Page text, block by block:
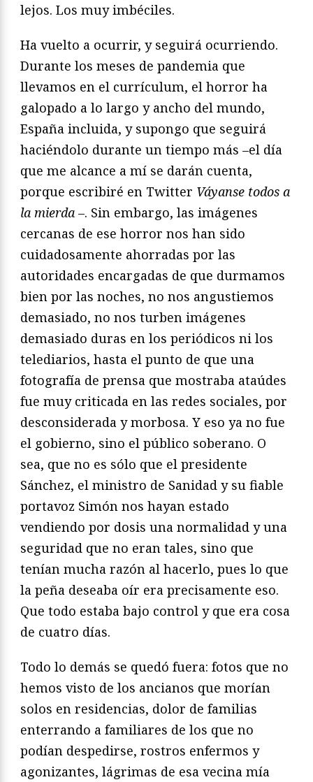
lejos. Los muy imbéciles.
Ha vuelto a ocurrir, y seguirá ocurriendo.
Durante los meses de pandemia que
llevamos en el currículum, el horror ha
galopado a lo largo y ancho del mundo,
España incluida, y supongo que seguirá
haciéndolo durante un tiempo más –el día
que me alcance a mí se darán cuenta,
porque escribiré en Twitter Váyanse todos a
la mierda –. Sin embargo, las imágenes
cercanas de ese horror nos han sido
cuidadosamente ahorradas por las
autoridades encargadas de que durmamos
bien por las noches, no nos angustiemos
demasiado, no nos turben imágenes
demasiado duras en los periódicos ni los
telediarios, hasta el punto de que una
fotografía de prensa que mostraba ataúdes
fue muy criticada en las redes sociales, por
desconsiderada y morbosa. Y eso ya no fue
el gobierno, sino el público soberano. O
sea, que no es sólo que el presidente
Sánchez, el ministro de Sanidad y su fiable
portavoz Simón nos hayan estado
vendiendo por dosis una normalidad y una
seguridad que no eran tales, sino que
tenían mucha razón al hacerlo, pues lo que
la peña deseaba oír era precisamente eso.
Que todo estaba bajo control y que era cosa
de cuatro días.
Todo lo demás se quedó fuera: fotos que no
hemos visto de los ancianos que morían
solos en residencias, dolor de familias
enterrando a familiares de los que no
podían despedirse, rostros enfermos y
agonizantes, lágrimas de esa vecina mía